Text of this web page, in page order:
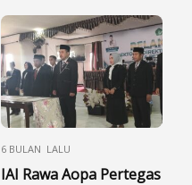
6 BULAN LALU
IAI Rawa Aopa Pertegas